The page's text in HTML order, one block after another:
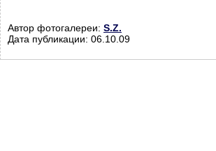
Автор фотогалереи: S.Z.
Дата публикации: 06.10.09